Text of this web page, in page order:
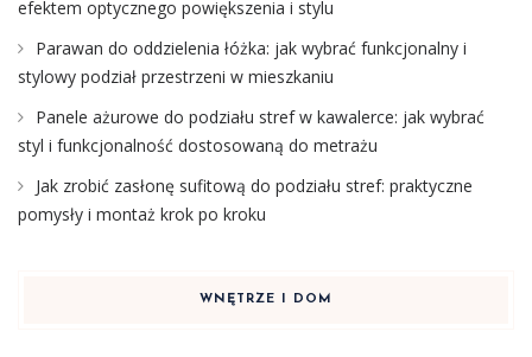
efektem optycznego powiększenia i stylu
Parawan do oddzielenia łóżka: jak wybrać funkcjonalny i
stylowy podział przestrzeni w mieszkaniu
Panele ażurowe do podziału stref w kawalerce: jak wybrać
styl i funkcjonalność dostosowaną do metrażu
Jak zrobić zasłonę sufitową do podziału stref: praktyczne
pomysły i montaż krok po kroku
WNĘTRZE I DOM